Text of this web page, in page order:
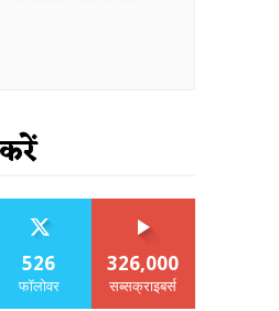
526
फॉलोवर
326,000
सब्सक्राइबर्स